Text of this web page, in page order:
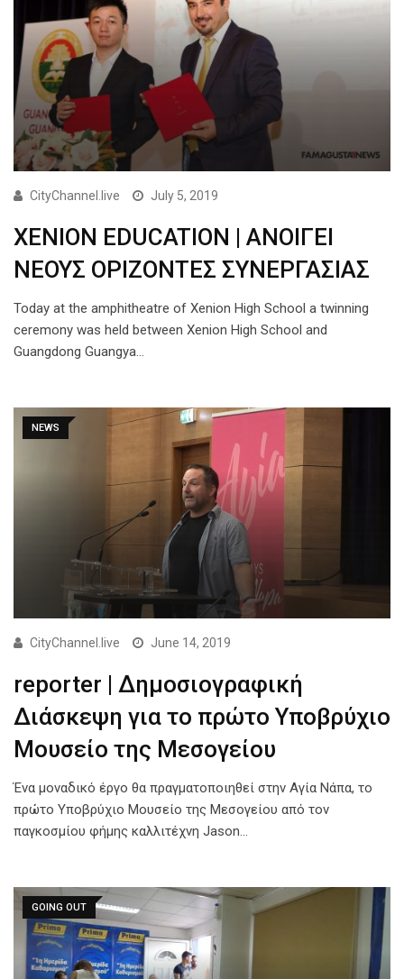
CityChannel.live July 5, 2019
XENION EDUCATION | ΑΝΟΙΓΕΙ
ΝΕΟΥΣ ΟΡΙΖΟΝΤΕΣ ΣΥΝΕΡΓΑΣΙΑΣ
Today at the amphitheatre of Xenion High School a twinning
ceremony was held between Xenion High School and
Guangdong Guangya…
NEWS
CityChannel.live June 14, 2019
reporter | Δημοσιογραφική
Διάσκεψη για το πρώτο Υποβρύχιο
Μουσείο της Μεσογείου
Ένα μοναδικό έργο θα πραγματοποιηθεί στην Αγία Νάπα, το
πρώτο Υποβρύχιο Μουσείο της Μεσογείου από τον
παγκοσμίου φήμης καλλιτέχνη Jason…
GOING OUT